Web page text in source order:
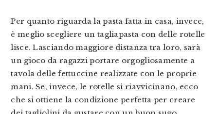
Per quanto riguarda la pasta fatta in casa, invece,
è meglio scegliere un tagliapasta con delle rotelle
lisce. Lasciando maggiore distanza tra loro, sarà
un gioco da ragazzi portare orgogliosamente a
tavola delle fettuccine realizzate con le proprie
mani. Se, invece, le rotelle si riavvicinano, ecco
che si ottiene la condizione perfetta per creare